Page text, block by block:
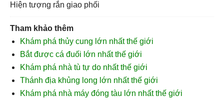
hiện tượng rắn giao phối
Tham khảo thêm
Khám phá thủy cung lớn nhất thế giới
Bắt được cá đuối lớn nhất thế giới
Khám phá nhà tù tự do nhất thế giới
Thánh địa khủng long lớn nhất thế giới
Khám phá nhà máy đóng tàu lớn nhất thế giới